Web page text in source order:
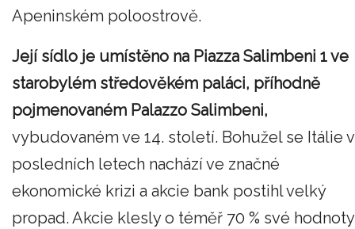
Apeninském poloostrově.
Její sídlo je umístěno na Piazza Salimbeni 1 ve
starobylém středověkém paláci, příhodně
pojmenovaném Palazzo Salimbeni,
vybudovaném ve 14. století. Bohužel se Itálie v
posledních letech nachází ve značné
ekonomické krizi a akcie bank postihl velký
propad. Akcie klesly o téměř 70 % své